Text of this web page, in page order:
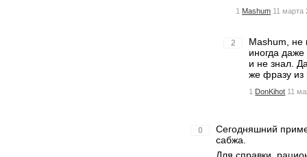
1 Mashum 11 марта
2
Mashum, не
иногда
и не знал.
же фразу из
1 DonKihot 11
0
Сегодняшний
сабжа.
Для справки,